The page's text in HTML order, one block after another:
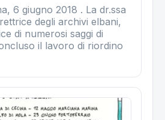
6 giugno 2018 . La dr.ssa
degli archivi elbani,
di numerosi saggi di
il lavoro di riordino